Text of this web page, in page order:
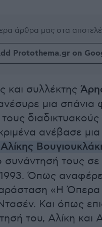
άρθρα μας στα
Protothema.gr on
και συλλέκτης
μια σπάνια
ανέβασε μια
Αλίκης
συνάντησή τους σε
1993. Όπως
«Η Όπερα
Και όπως
του, Αλίκη και